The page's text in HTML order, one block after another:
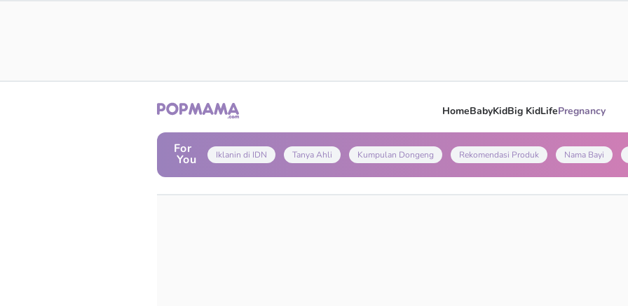
HomeBabyKidBig KidLifePregnancy
For
You Iklanin di IDN Tanya Ahli Kumpulan Dongeng Rekomendasi Produk Nama Bayi